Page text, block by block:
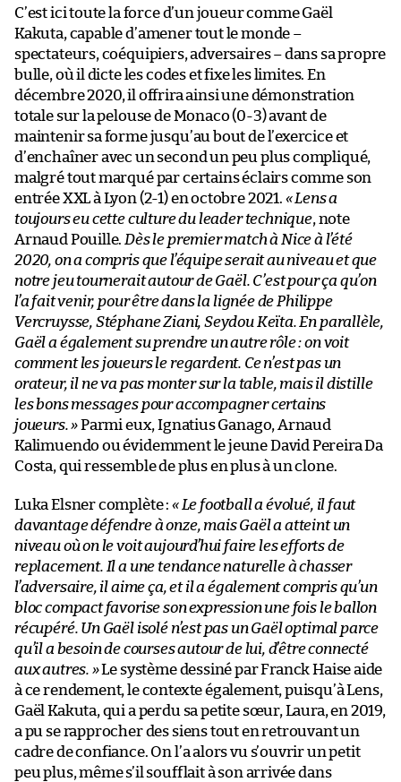
C’est ici toute la force d’un joueur comme Gaël
Kakuta, capable d’amener tout le monde –
spectateurs, coéquipiers, adversaires – dans sa propre
bulle, où il dicte les codes et fixe les limites. En
décembre 2020, il offrira ainsi une démonstration
totale sur la pelouse de Monaco (0-3) avant de
maintenir sa forme jusqu’au bout de l’exercice et
d’enchaîner avec un second un peu plus compliqué,
malgré tout marqué par certains éclairs comme son
entrée XXL à Lyon (2-1) en octobre 2021. « Lens a
toujours eu cette culture du leader technique, note
Arnaud Pouille. Dès le premier match à Nice à l’été
2020, on a compris que l’équipe serait au niveau et que
notre jeu tournerait autour de Gaël. C’est pour ça qu’on
l’a fait venir, pour être dans la lignée de Philippe
Vercruysse, Stéphane Ziani, Seydou Keïta. En parallèle,
Gaël a également su prendre un autre rôle : on voit
comment les joueurs le regardent. Ce n’est pas un
orateur, il ne va pas monter sur la table, mais il distille
les bons messages pour accompagner certains
joueurs. »Parmi eux, Ignatius Ganago, Arnaud
Kalimuendo ou évidemment le jeune David Pereira Da
Costa, qui ressemble de plus en plus à un clone.
Luka Elsner complète : « Le football a évolué, il faut
davantage défendre à onze, mais Gaël a atteint un
niveau où on le voit aujourd’hui faire les efforts de
replacement. Il a une tendance naturelle à chasser
l’adversaire, il aime ça, et il a également compris qu’un
bloc compact favorise son expression une fois le ballon
récupéré. Un Gaël isolé n’est pas un Gaël optimal parce
qu’il a besoin de courses autour de lui, d’être connecté
aux autres. »Le système dessiné par Franck Haise aide
à ce rendement, le contexte également, puisqu’à Lens,
Gaël Kakuta, qui a perdu sa petite sœur, Laura, en 2019,
a pu se rapprocher des siens tout en retrouvant un
cadre de confiance. On l’a alors vu s’ouvrir un petit
peu plus, même s’il soufflait à son arrivée dans